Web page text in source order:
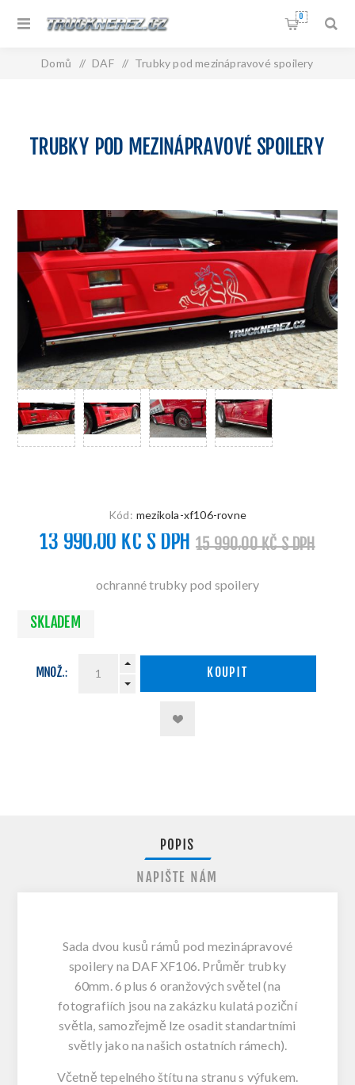
0
Domů / DAF / Trubky pod mezinápravové spoilery
TRUBKY POD MEZINÁPRAVOVÉ SPOILERY
Kód: mezikola-xf106-rovne
13 990,00 KČ S DPH 15 990,00 KČ S DPH
ochranné trubky pod spoilery
SKLADEM
MNOŽ.: KOUPIT
POPIS
NAPIŠTE NÁM
Sada dvou kusů rámů pod mezinápravové
spoilery na DAF XF106. Průměr trubky
60mm. 6 plus 6 oranžových světel (na
fotografiích jsou na zakázku kulatá poziční
světla, samozřejmě lze osadit standartními
světly jako na našich ostatních rámech).
Včetně tepelného štítu na stranu s výfukem.